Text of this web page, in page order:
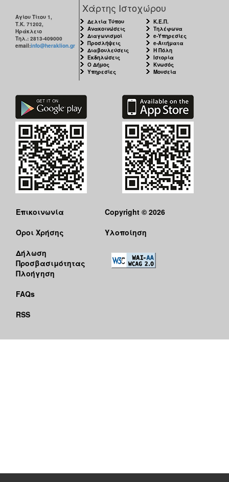
Αγίου Τίτου 1,
Τ.Κ. 71202,
Ηράκλειο
Τηλ.: 2813-409000
email:info@heraklion.gr
Χάρτης Ιστοχώρου
Δελτία Τύπου
Ανακοινώσεις
Διαγωνισμοί
Προσλήψεις
Διαβουλεύσεις
Εκδηλώσεις
Ο Δήμος
Υπηρεσίες
Κ.Ε.Π.
Τηλέφωνα
e-Υπηρεσίες
e-Αιτήματα
Η Πόλη
Ιστορία
Κνωσός
Μουσεία
Επικοινωνία
Όροι Χρήσης
Δήλωση
Προσβασιμότητας
Πλοήγηση
FAQs
RSS
Copyright © 2026
Υλοποίηση